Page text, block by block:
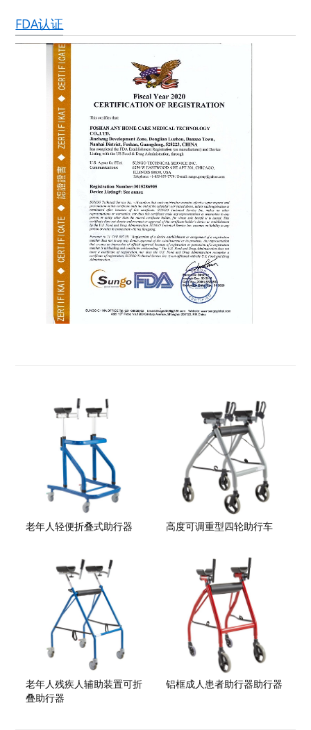
FDA认证
老年人轻便折叠式助行器 高度可调重型四轮助行车
老年人残疾人辅助装置可折
叠助行器
铝框成人患者助行器助行器